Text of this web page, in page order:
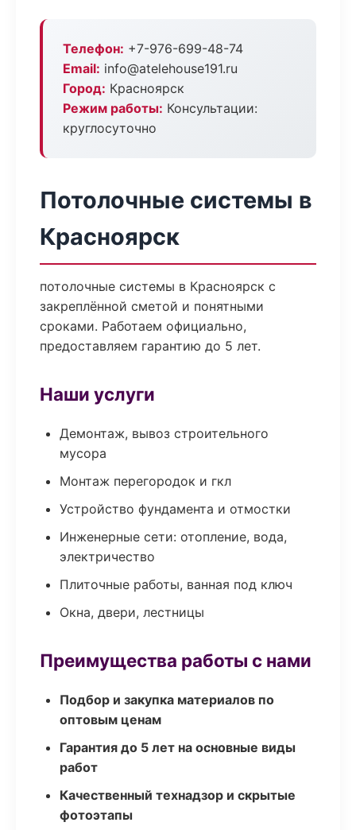
Телефон: +7-976-699-48-74
Email: info@atelehouse191.ru
Город: Красноярск
Режим работы: Консультации:
круглосуточно
Потолочные системы в
Красноярск
потолочные системы в Красноярск с
закреплённой сметой и понятными
сроками. Работаем официально,
предоставляем гарантию до 5 лет.
Наши услуги
Демонтаж, вывоз строительного
мусора
Монтаж перегородок и гкл
Устройство фундамента и отмостки
Инженерные сети: отопление, вода,
электричество
Плиточные работы, ванная под ключ
Окна, двери, лестницы
Преимущества работы с нами
Подбор и закупка материалов по
оптовым ценам
Гарантия до 5 лет на основные виды
работ
Качественный технадзор и скрытые
фотоэтапы